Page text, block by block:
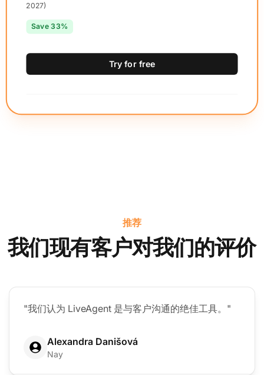
2027)
Save 33%
Try for free
推荐
我们现有客户对我们的评价
"我们认为 LiveAgent 是与客户沟通的绝佳工具。"
Alexandra Danišová
Nay